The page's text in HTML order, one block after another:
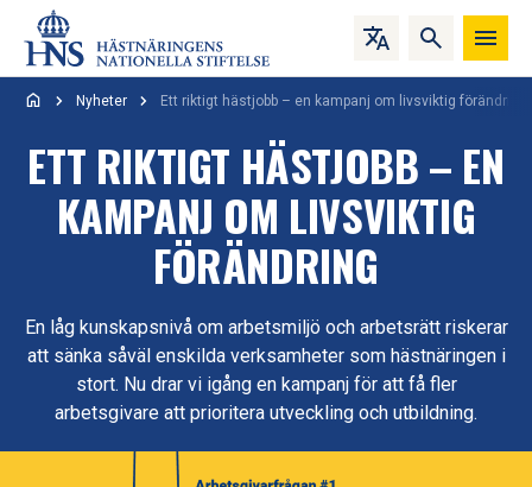
Hoppa till innehåll
Nyheter Ett riktigt hästjobb – en kampanj om livsviktig förändring
ETT RIKTIGT HÄSTJOBB – EN
KAMPANJ OM LIVSVIKTIG
FÖRÄNDRING
En låg kunskapsnivå om arbetsmiljö och arbetsrätt riskerar
att sänka såväl enskilda verksamheter som hästnäringen i
stort. Nu drar vi igång en kampanj för att få fler
arbetsgivare att prioritera utveckling och utbildning.